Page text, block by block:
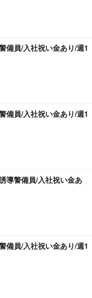
備員/入社祝い金あり/週1
備員/入社祝い金あり/週1
導警備員/入社祝い金あ
備員/入社祝い金あり/週1